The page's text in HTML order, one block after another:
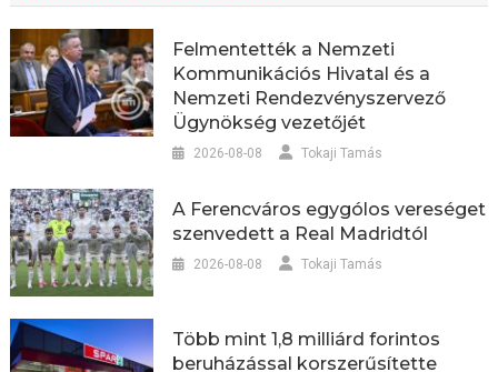
Felmentették a Nemzeti
Kommunikációs Hivatal és a
Nemzeti Rendezvényszervező
Ügynökség vezetőjét
2026-08-08 Tokaji Tamás
A Ferencváros egygólos vereséget
szenvedett a Real Madridtól
2026-08-08 Tokaji Tamás
Több mint 1,8 milliárd forintos
beruházással korszerűsítette